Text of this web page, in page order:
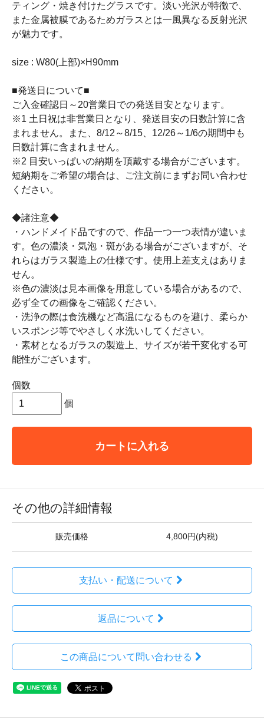
ティング・焼き付けたグラスです。淡い光沢が特徴で、
また金属被膜であるためガラスとは一風異なる反射光沢
が魅力です。
size : W80(上部)×H90mm
■発送日について■
ご入金確認日～20営業日での発送目安となります。
※1 土日祝は非営業日となり、発送目安の日数計算に含
まれません。また、8/12～8/15、12/26～1/6の期間中も
日数計算に含まれません。
※2 目安いっぱいの納期を頂戴する場合がございます。
短納期をご希望の場合は、ご注文前にまずお問い合わせ
ください。
◆諸注意◆
・ハンドメイド品ですので、作品一つ一つ表情が違いま
す。色の濃淡・気泡・斑がある場合がございますが、そ
れらはガラス製造上の仕様です。使用上差支えはありま
せん。
※色の濃淡は見本画像を用意している場合があるので、
必ず全ての画像をご確認ください。
・洗浄の際は食洗機など高温になるものを避け、柔らか
いスポンジ等でやさしく水洗いしてください。
・素材となるガラスの製造上、サイズが若干変化する可
能性がございます。
個数
個
カートに入れる
その他の詳細情報
販売価格 4,800円(内税)
支払い・配送について
返品について
この商品について問い合わせる